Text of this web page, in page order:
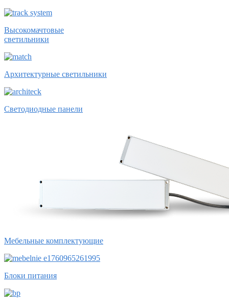
Высокомачтовые
светильники
Архитектурные светильники
Светодиодные панели
Мебельные комплектующие
Блоки питания